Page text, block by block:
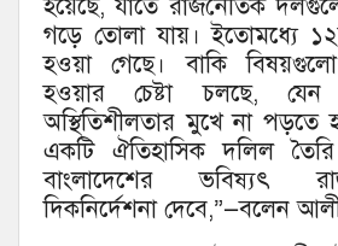
হয়েছে, যাতে রাজনৈতিক
গড়ে তোলা যায়। ইতোমধ্যে
হওয়া গেছে। বাকি
হওয়ার চেষ্টা চলছে,
অস্থিতিশীলতার মুখে না
একটি ঐতিহাসিক দলিল
বাংলাদেশের ভবিষ্যৎ
দিকনির্দেশনা দেবে,”—বলেন